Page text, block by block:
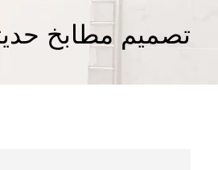
تصميم مطابخ